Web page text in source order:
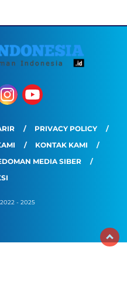
PRIVACY POLICY
KONTAK KAMI
MEDIA SIBER
- 2025